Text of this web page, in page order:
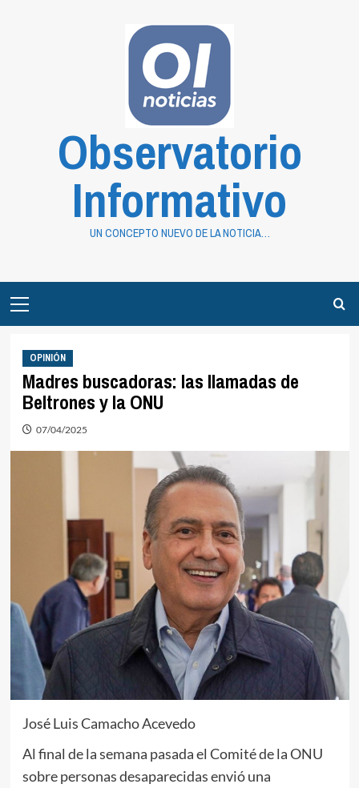
Observatorio
Informativo
UN CONCEPTO NUEVO DE LA NOTICIA…
Menu
OPINIÓN
Madres buscadoras: las llamadas de
Beltrones y la ONU
07/04/2025
José Luis Camacho Acevedo
Al final de la semana pasada el Comité de la ONU
sobre personas desaparecidas envió una